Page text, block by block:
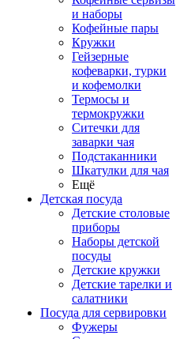
и наборы
Кофейные пары
Кружки
Гейзерные
кофеварки, турки
и кофемолки
Термосы и
термокружки
Ситечки для
заварки чая
Подстаканники
Шкатулки для чая
Ещё
Детская посуда
Детские столовые
приборы
Наборы детской
посуды
Детские кружки
Детские тарелки и
салатники
Посуда для сервировки
Фужеры